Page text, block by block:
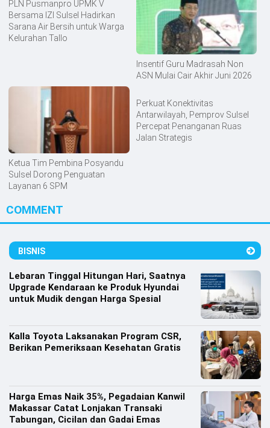
PLN Pusmanpro UPMK V
Bersama IZI Sulsel Hadirkan
Sarana Air Bersih untuk Warga
Kelurahan Tallo
Insentif Guru Madrasah Non
ASN Mulai Cair Akhir Juni 2026
Ketua Tim Pembina Posyandu
Sulsel Dorong Penguatan
Layanan 6 SPM
Perkuat Konektivitas
Antarwilayah, Pemprov Sulsel
Percepat Penanganan Ruas
Jalan Strategis
COMMENT
BISNIS
Lebaran Tinggal Hitungan Hari, Saatnya
Upgrade Kendaraan ke Produk Hyundai
untuk Mudik dengan Harga Spesial
Kalla Toyota Laksanakan Program CSR,
Berikan Pemeriksaan Kesehatan Gratis
Harga Emas Naik 35%, Pegadaian Kanwil
Makassar Catat Lonjakan Transaki
Tabungan, Cicilan dan Gadai Emas